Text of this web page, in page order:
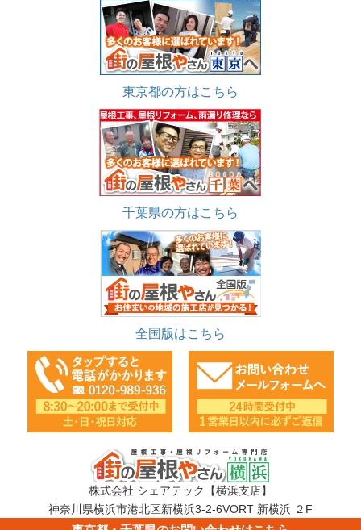
東京都の方はこちら
千葉県の方はこちら
全国版はこちら
株式会社 シェアテック【横浜支店】
神奈川県横浜市港北区新横浜3-2-6VORT 新横浜 ２F
TEL：0120-989-936